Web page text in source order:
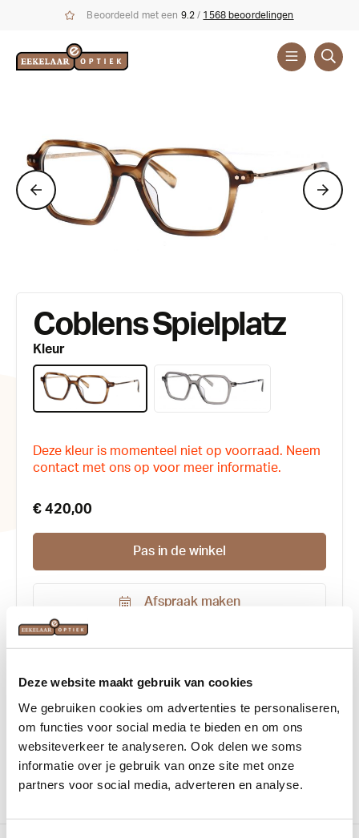
Deze website maakt gebruik van cookies
We gebruiken cookies om advertenties te personaliseren,
om functies voor social media te bieden en om ons
websiteverkeer te analyseren. Ook delen we soms
informatie over je gebruik van onze site met onze
partners voor social media, adverteren en analyse.
Beoordeeld met een 9.2 / 1568 beoordelingen
Coblens Spielplatz
Kleur
Deze kleur is momenteel niet op voorraad. Neem
contact met ons op voor meer informatie.
€ 420,00
Pas in de winkel
Afspraak maken
Productnummer:
Transparant groen
Materiaal: Acetaat/Titanium
Rechthoekig